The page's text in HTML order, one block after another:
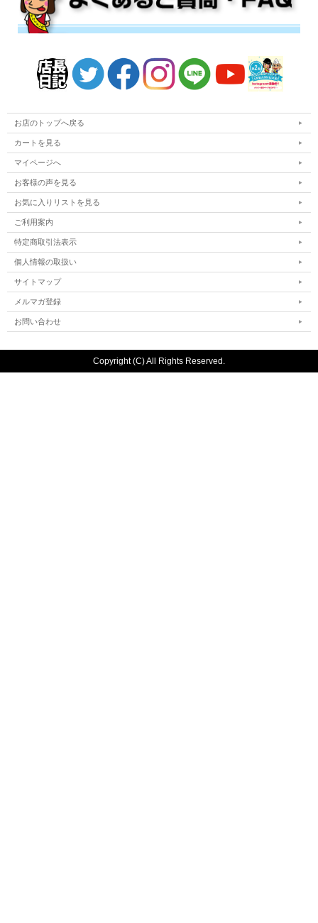
お店のトップへ戻る
カートを見る
マイページへ
お客様の声を見る
お気に入りリストを見る
ご利用案内
特定商取引法表示
個人情報の取扱い
サイトマップ
メルマガ登録
お問い合わせ
Copyright (C) All Rights Reserved.